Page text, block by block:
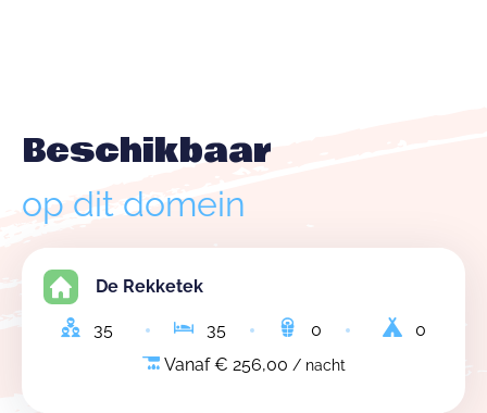
plaatsen eveneens) tot 130 personen.
Beschikbaar
op dit domein
De Rekketek
35 35 0
0
Vanaf € 256,00 / nacht